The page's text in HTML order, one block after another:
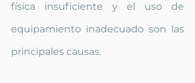
física insuficiente y el uso de
equipamiento inadecuado son las
principales causas.